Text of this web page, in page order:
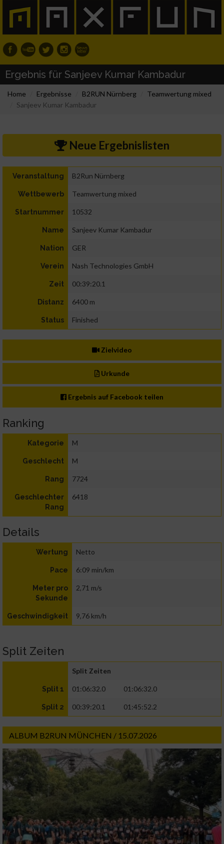
Ergebnis für Sanjeev Kumar Kambadur
Home Ergebnisse B2RUN Nürnberg
Teamwertung mixed
Sanjeev Kumar Kambadur
Neue Ergebnislisten
Veranstaltung B2Run Nürnberg
Wettbewerb Teamwertung mixed
Startnummer 10532
Name Sanjeev Kumar Kambadur
Nation GER
Verein Nash Technologies GmbH
Zeit 00:39:20.1
Distanz 6400 m
Status Finished
Zielvideo
Urkunde
Ergebnis auf Facebook teilen
Ranking
Kategorie M
Geschlecht M
Rang 7724
Geschlechter
Rang
6418
Details
Wertung Netto
Pace 6:09 min/km
Meter pro
Sekunde
2,71 m/s
Geschwindigkeit 9,76 km/h
Split Zeiten
Split Zeiten
Split 1 01:06:32.0 01:06:32.0
Split 2 00:39:20.1 01:45:52.2
ALBUM B2RUN MÜNCHEN / 15.07.2026